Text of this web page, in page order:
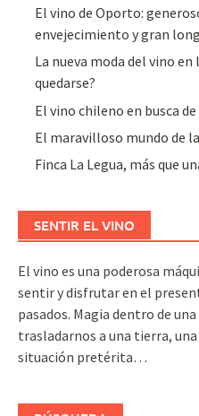
El vino de Oporto:
envejecimiento y gran
La nueva moda del vino
quedarse?
El vino chileno en busca
El maravilloso mundo de
Finca La Legua, más que
SENTIR EL VINO
El vino es una poderosa
sentir y disfrutar en el
pasados. Magia dentro de
trasladarnos a una tierra,
situación pretérita…